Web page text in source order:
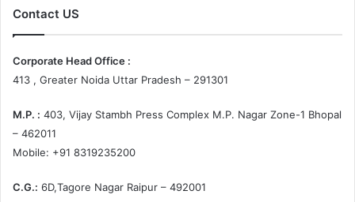
Contact US
Corporate Head Office :
413 , Greater Noida Uttar Pradesh – 291301
M.P. : 403, Vijay Stambh Press Complex M.P. Nagar Zone-1 Bhopal
– 462011
Mobile: +91 8319235200
C.G.: 6D,Tagore Nagar Raipur – 492001